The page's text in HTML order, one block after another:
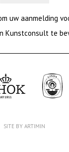
uw aanmelding
Kunstconsult te
SITE BY ARTIMIN